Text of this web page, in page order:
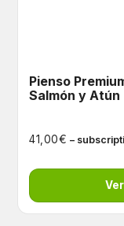
Pienso
Salmón y Atún
41,00€ –